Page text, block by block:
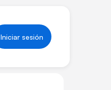
Iniciar sesión